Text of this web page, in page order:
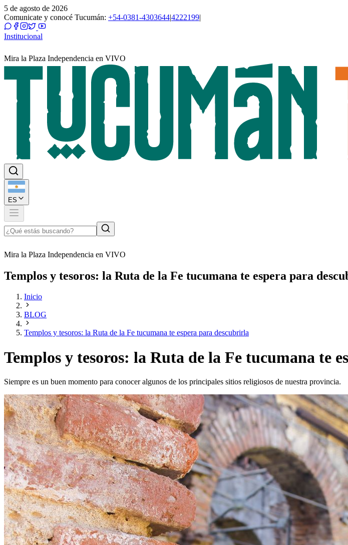
5 de agosto de 2026
Comunicate y conocé Tucumán: +54-0381-4303644|4222199|
Institucional
Mira la Plaza Independencia en VIVO
ES
Mira la Plaza Independencia en VIVO
Templos y tesoros: la Ruta de la Fe tucumana te espera para
Inicio
BLOG
Templos y tesoros: la Ruta de la Fe tucumana te espera para descubrirla
Templos y tesoros: la Ruta de la Fe tucumana te
Siempre es un buen momento para conocer algunos de los principales sitios religiosos de nuestra provincia.